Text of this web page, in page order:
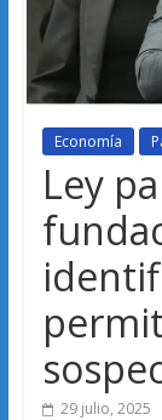
Economía
Ley
29 julio, 2025